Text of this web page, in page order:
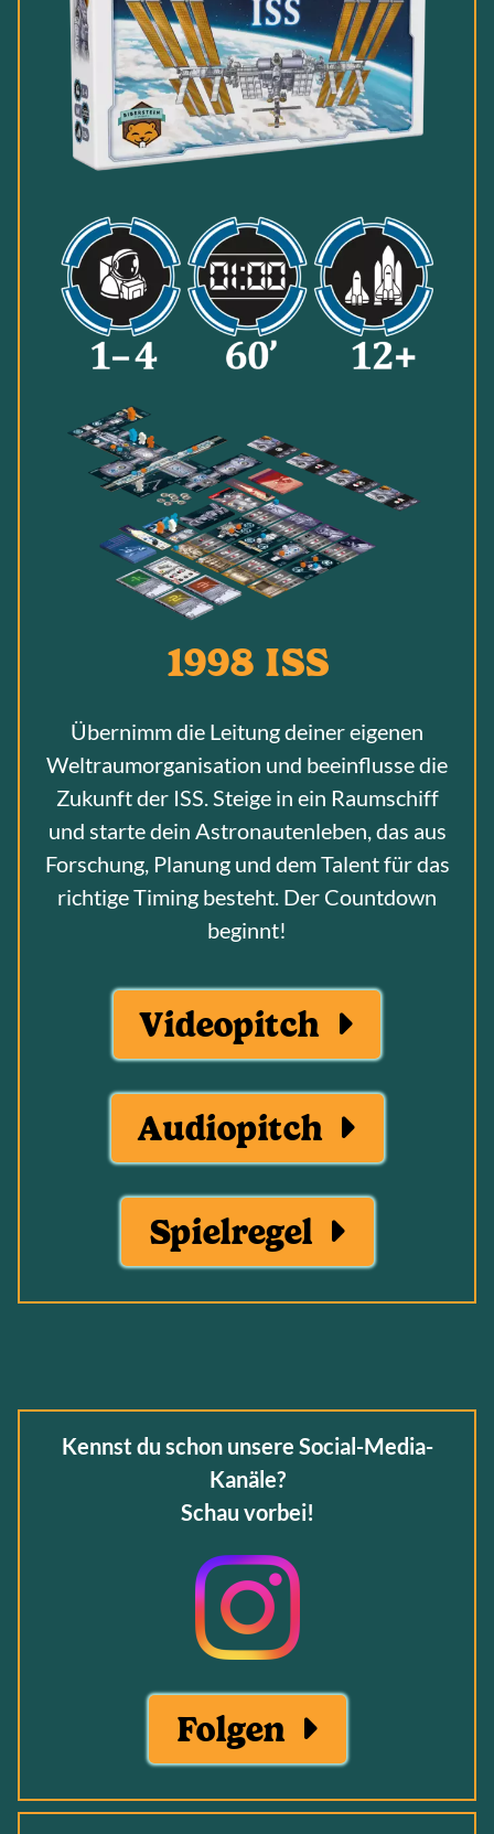
1998 ISS
Übernimm die Leitung deiner eigenen
Weltraumorganisation und beeinflusse die
Zukunft der ISS. Steige in ein Raumschiff
und starte dein Astronautenleben, das aus
Forschung, Planung und dem Talent für das
richtige Timing besteht. Der Countdown
beginnt!
Videopitch
Audiopitch
Spielregel
Kennst du schon unsere Social-Media-
Kanäle?
Schau vorbei!
Folgen